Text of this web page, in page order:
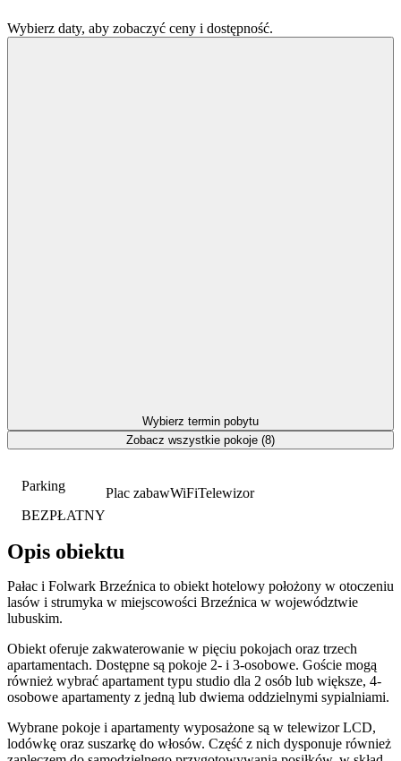
Parking
BEZPŁATNY
Plac zabawWiFiTelewizor
Opis obiektu
Pałac i Folwark Brzeźnica to obiekt hotelowy położony w otoczeniu
lasów i strumyka w miejscowości Brzeźnica w województwie
lubuskim.
Obiekt oferuje zakwaterowanie w pięciu pokojach oraz trzech
apartamentach. Dostępne są pokoje 2- i 3-osobowe. Goście mogą
również wybrać apartament typu studio dla 2 osób lub większe, 4-
osobowe apartamenty z jedną lub dwiema oddzielnymi sypialniami.
Wybrane pokoje i apartamenty wyposażone są w telewizor LCD,
lodówkę oraz suszarkę do włosów. Część z nich dysponuje również
Wybierz daty, aby zobaczyć ceny i dostępność.
Wybierz termin pobytu
Zobacz wszystkie pokoje (8)